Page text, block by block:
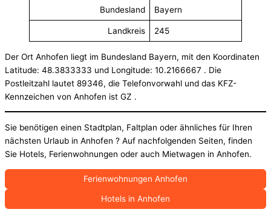
Bundesland Bayern
Landkreis 245
Der Ort Anhofen liegt im Bundesland Bayern, mit den Koordinaten
Latitude: 48.3833333 und Longitude: 10.2166667 . Die
Postleitzahl lautet 89346, die Telefonvorwahl und das KFZ-
Kennzeichen von Anhofen ist GZ .
Sie benötigen einen Stadtplan, Faltplan oder ähnliches für Ihren
nächsten Urlaub in Anhofen ? Auf nachfolgenden Seiten, finden
Sie Hotels, Ferienwohnungen oder auch Mietwagen in Anhofen.
Ferienwohnungen Anhofen
Hotels in Anhofen